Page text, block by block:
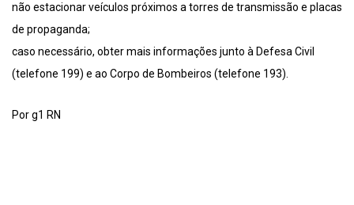
não estacionar veículos próximos a torres de transmissão e placas
de propaganda;
caso necessário, obter mais informações junto à Defesa Civil
(telefone 199) e ao Corpo de Bombeiros (telefone 193).
Por g1 RN